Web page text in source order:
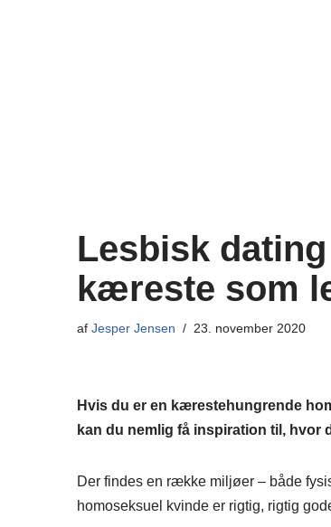
Lesbisk
kæreste som
af Jesper Jensen 23. november 2020
Hvis du er en kærestehungrende
kan du nemlig få inspiration til, hvor
Der findes en række miljøer – både
homoseksuel kvinde er rigtig, rigtig